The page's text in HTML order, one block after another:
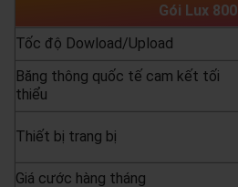
Gói Lux 800
Tốc độ Dowload/Upload
Băng thông quốc tế cam kết tối
thiểu
Thiết bị trang bị
Giá cước hàng tháng